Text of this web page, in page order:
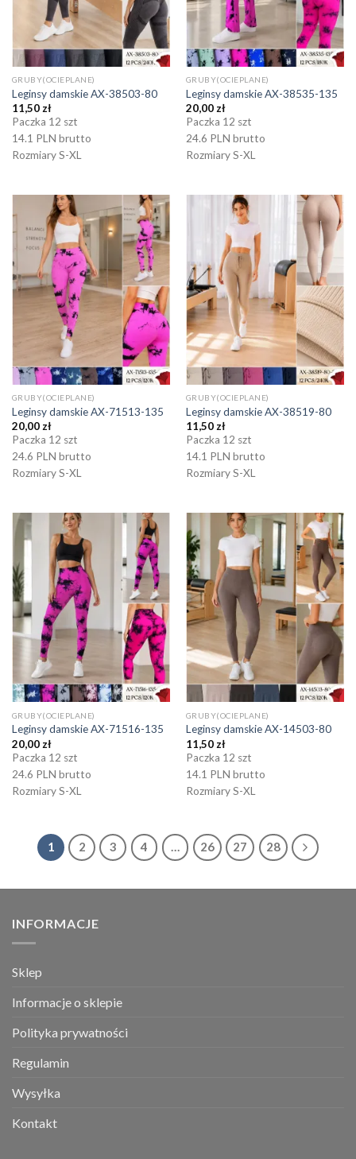
GRUBY(OCIEPLANE)
Leginsy damskie AX-38503-80
11,50 zł
Paczka 12 szt
14.1 PLN brutto
Rozmiary S-XL
GRUBY(OCIEPLANE)
Leginsy damskie AX-38535-135
20,00 zł
Paczka 12 szt
24.6 PLN brutto
Rozmiary S-XL
GRUBY(OCIEPLANE)
Leginsy damskie AX-71513-135
20,00 zł
Paczka 12 szt
24.6 PLN brutto
Rozmiary S-XL
GRUBY(OCIEPLANE)
Leginsy damskie AX-38519-80
11,50 zł
Paczka 12 szt
14.1 PLN brutto
Rozmiary S-XL
GRUBY(OCIEPLANE)
Leginsy damskie AX-71516-135
20,00 zł
Paczka 12 szt
24.6 PLN brutto
Rozmiary S-XL
GRUBY(OCIEPLANE)
Leginsy damskie AX-14503-80
11,50 zł
Paczka 12 szt
14.1 PLN brutto
Rozmiary S-XL
1 2 3 4 … 26 27 28
INFORMACJE
Sklep
Informacje o sklepie
Polityka prywatności
Regulamin
Wysyłka
Kontakt